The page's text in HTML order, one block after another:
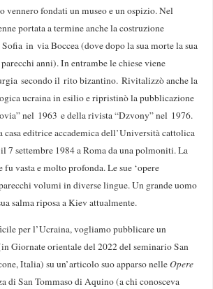
vennero fondati un museo e un ospizio. Nel
portata a termine anche la costruzione
in via Boccea (dove dopo la sua morte la sua
anni). In entrambe le chiese viene
secondo il rito bizantino. Rivitalizzò anche la
ucraina in esilio e ripristinò la pubblicazione
nel 1963 e della rivista “Dzvony” nel 1976.
editrice accademica dell’Università cattolica
7 settembre 1984 a Roma da una polmoniti. La
vasta e molto profonda. Le sue ‘opere
volumi in diverse lingue. Un grande uomo
salma riposa a Kiev attualmente.
per l’Ucraina, vogliamo pubblicare un
Giornate orientale del 2022 del seminario San
Italia) su un’articolo suo apparso nelleOpere
di San Tommaso di Aquino (a chi conosceva